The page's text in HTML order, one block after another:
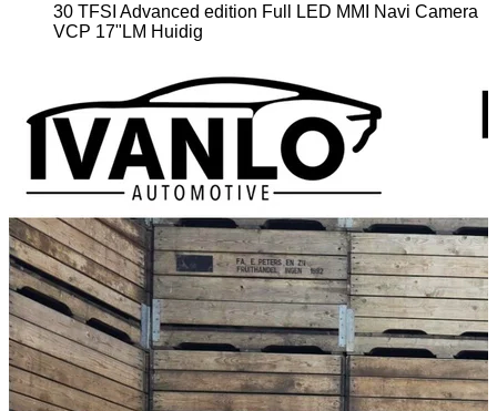
30 TFSI Advanced edition Full LED MMI Navi Camera
VCP 17"LM Huidig